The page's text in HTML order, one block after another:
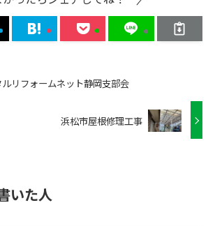
ルリフォームネット静岡支部会
浜松市屋根修理工事
いた人